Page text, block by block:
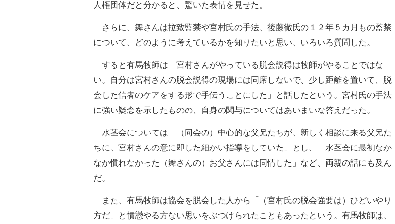
人権団体だと分かると、驚いた表情を見せた。
さらに、舞さんは拉致監禁や宮村氏の手法、後藤徹氏の１２年５カ月もの監禁
について、どのように考えているかを知りたいと思い、いろいろ質問した。
すると有馬牧師は「宮村さんがやっている脱会説得は牧師がやることではな
い。自分は宮村さんの脱会説得の現場には同席しないで、少し距離を置いて、脱
会した信者のケアをする形で手伝うことにした」と話したという。宮村氏の手法
に強い疑念を示したものの、自身の関与についてはあいまいな答えだった。
水茎会については「（同会の）中心的な父兄たちが、新しく相談に来る父兄た
ちに、宮村さんの意に即した細かい指導をしていた」とし、「水茎会に最初なか
なか慣れなかった（舞さんの）お父さんには同情した」など、両親の話にも及ん
だ。
また、有馬牧師は協会を脱会した人から「（宮村氏の脱会強要は）ひどいやり
方だ」と憤懣やる方ない思いをぶつけられたこともあったという。有馬牧師は、